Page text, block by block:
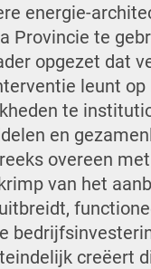
energie-
Provincie te
opgezet dat
leunt
te
en
overeen
van het
creëert